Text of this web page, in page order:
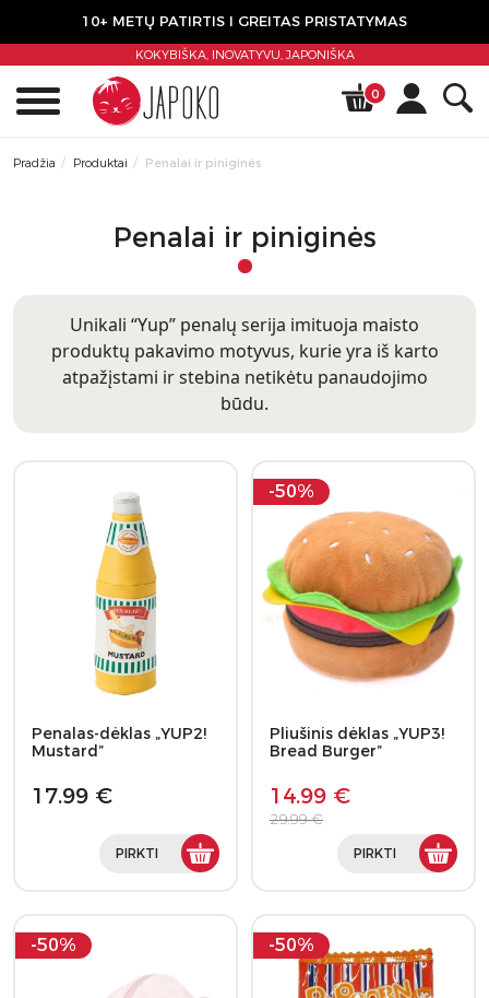
10+ METŲ PATIRTIS I GREITAS PRISTATYMAS
KOKYBIŠKA, INOVATYVU,JAPONIŠKA
0
Pradžia Produktai Penalai ir piniginės
Penalai ir piniginės
Unikali “Yup” penalų serija imituoja maisto
produktų pakavimo motyvus, kurie yra iš karto
atpažįstami ir stebina netikėtu panaudojimo
būdu.
Penalas-dėklas „YUP2!
Mustard”
17.99 €
PIRKTI
-50%
Pliušinis dėklas „YUP3!
Bread Burger”
14.99 €
29.99 €
PIRKTI
-50% -50%